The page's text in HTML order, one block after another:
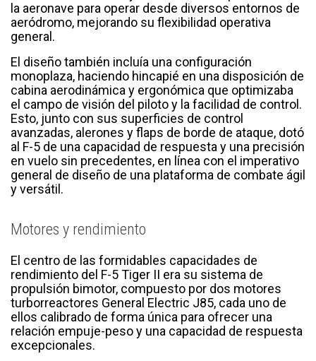
la aeronave para operar desde diversos entornos de
aeródromo, mejorando su flexibilidad operativa
general.
El diseño también incluía una configuración
monoplaza, haciendo hincapié en una disposición de
cabina aerodinámica y ergonómica que optimizaba
el campo de visión del piloto y la facilidad de control.
Esto, junto con sus superficies de control
avanzadas, alerones y flaps de borde de ataque, dotó
al F-5 de una capacidad de respuesta y una precisión
en vuelo sin precedentes, en línea con el imperativo
general de diseño de una plataforma de combate ágil
y versátil.
Motores y rendimiento
El centro de las formidables capacidades de
rendimiento del F-5 Tiger II era su sistema de
propulsión bimotor, compuesto por dos motores
turborreactores General Electric J85, cada uno de
ellos calibrado de forma única para ofrecer una
relación empuje-peso y una capacidad de respuesta
excepcionales.